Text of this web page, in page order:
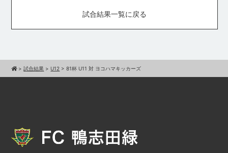
試合結果一覧に戻る
>試合結果 > U12 >81杯 U11 対 ヨコハマキッカーズ